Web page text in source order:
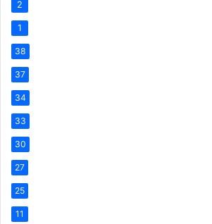
2
1
38
37
34
33
30
27
25
11